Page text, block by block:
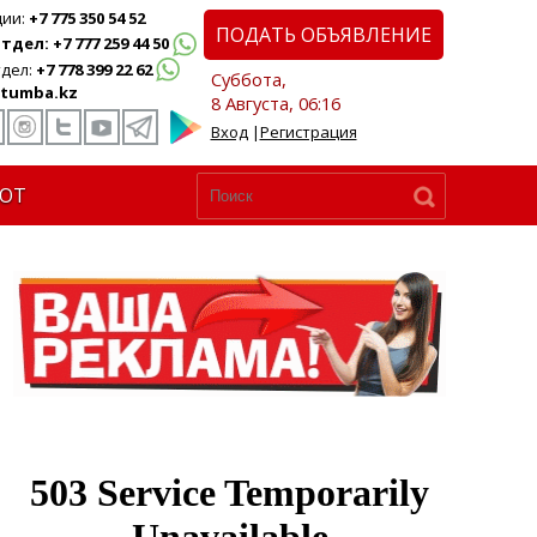
+7 775 350 54 52
+7 777 259 44 50
+7 778 399 22 62
ПОДАТЬ ОБЪЯВЛЕНИЕ
Суббота,
8 Августа, 06:16
Вход|Регистрация